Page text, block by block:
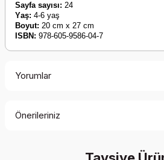
Sayfa sayısı: 24
Yaş: 4-6 yaş
Boyut: 20 cm x 27 cm
ISBN: 978-605-9586-04-7
Yorumlar
Önerileriniz
konularda yetersiz gördüğünüz